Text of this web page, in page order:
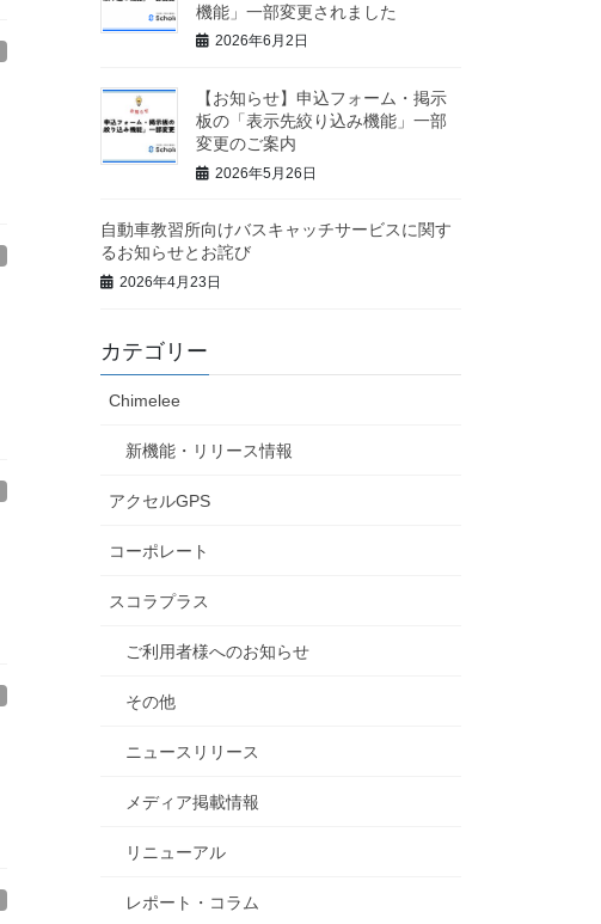
機能」一部変更されました
2026年6月2日
【お知らせ】申込フォーム・掲示
板の「表示先絞り込み機能」一部
変更のご案内
2026年5月26日
自動車教習所向けバスキャッチサービスに関す
るお知らせとお詫び
2026年4月23日
カテゴリー
Chimelee
新機能・リリース情報
アクセルGPS
コーポレート
スコラプラス
ご利用者様へのお知らせ
その他
ニュースリリース
メディア掲載情報
リニューアル
レポート・コラム